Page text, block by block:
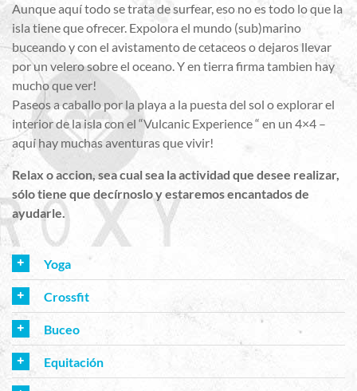
Aunque aquí todo se trata de surfear, eso no es todo lo que la
isla tiene que ofrecer. Expolora el mundo (sub)marino
buceando y con el avistamento de cetaceos o dejaros llevar
por un velero sobre el oceano. Y en tierra firma tambien hay
mucho que ver!
Paseos a caballo por la playa a la puesta del sol o explorar el
interior de la isla con el “Vulcanic Experience “ en un 4×4 –
aquí hay muchas aventuras que vivir!
Relax o accion, sea cual sea la actividad que desee realizar,
sólo tiene que decírnoslo y estaremos encantados de
ayudarle.
Yoga
Crossfit
Buceo
Equitación